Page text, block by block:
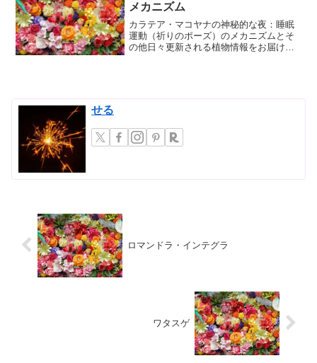
メカニズム
カラテア・マコヤナの神秘的な夜：睡眠
運動（祈りのポーズ）のメカニズムとそ
の他日々更新される植物情報をお届けす
せる
ロマンドラ・インテグラ
ワタスゲ